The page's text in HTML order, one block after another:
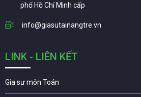
phố Hồ Chí Minh cấp
info@giasutainangtre.vn
LINK - LIÊN KẾT
Gia sư môn Toán